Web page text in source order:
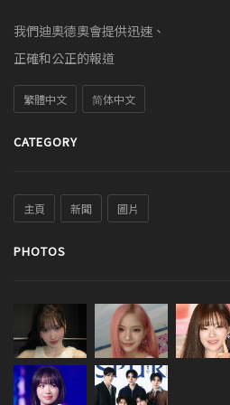
我們迪奧德奧會提供迅速、
正確和公正的報道
繁體中文 简体中文
CATEGORY
主頁 新聞 圖片
PHOTOS